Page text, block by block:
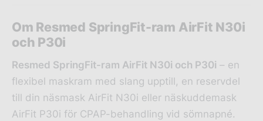
Om Resmed SpringFit-ram AirFit N30i
och P30i
Resmed SpringFit-ram AirFit N30i och P30i – en
flexibel maskram med slang upptill, en reservdel
till din näsmask AirFit N30i eller näskuddemask
AirFit P30i för CPAP-behandling vid sömnapné.